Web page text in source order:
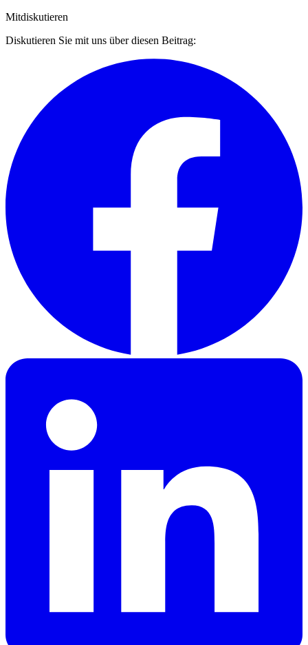
Mitdiskutieren
Diskutieren Sie mit uns über diesen Beitrag: